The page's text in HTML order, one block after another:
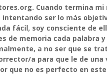
Cuando termina mi
ser lo más
fácil, soy consciente de
de memoria cada palabra y
a no ser que se
a para que le de una
que no es perfecto en